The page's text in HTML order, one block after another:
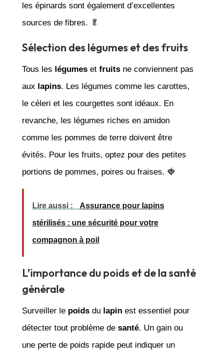
les épinards sont également d’excellentes
sources de fibres. 🥬
Sélection des légumes et des fruits
Tous les légumeset fruitsne conviennent pas
aux lapins. Les légumes comme les carottes,
le céleri et les courgettes sont idéaux. En
revanche, les légumes riches en amidon
comme les pommes de terre doivent être
évités. Pour les fruits, optez pour des petites
portions de pommes, poires ou fraises. 🍓
Lire aussi : Assurance pour lapins
stérilisés : une sécurité pour votre
compagnon à poil
L’importance du poids et de la santé
générale
Surveiller le poidsdu lapinest essentiel pour
détecter tout problème de santé. Un gain ou
une perte de poids rapide peut indiquer un